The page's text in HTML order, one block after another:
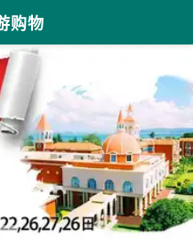
购物